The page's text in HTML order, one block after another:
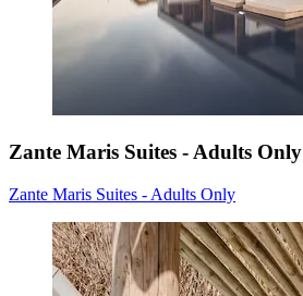
Zante Maris Suites - Adults Only
Zante Maris Suites - Adults Only